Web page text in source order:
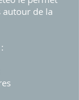
autour de la